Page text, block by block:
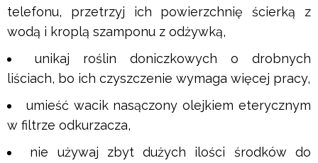
telefonu, przetrzyj ich powierzchnię ścierką z
wodą i kroplą szamponu z odżywką,
unikaj roślin doniczkowych o drobnych
liściach, bo ich czyszczenie wymaga więcej pracy,
umieść wacik nasączony olejkiem eterycznym
w filtrze odkurzacza,
nie używaj zbyt dużych ilości środków do